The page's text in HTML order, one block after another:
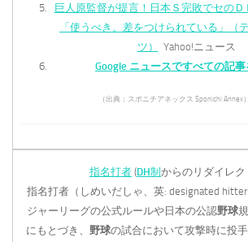
巨人原監督が提言！日本Ｓ完敗でセのＤ
「使うべき。差をつけられている」（
ツ）
Yahoo!ニュース
Google ニュースですべての記
（出典：スポニチアネックス Sponichi Annex）
指名打者 (DH制からのリダイレク
指名打者（しめいだしゃ、英: designated
ジャーリーグの公式ルールや日本の公認野球
にもとづき、 野球の試合において攻撃時に投